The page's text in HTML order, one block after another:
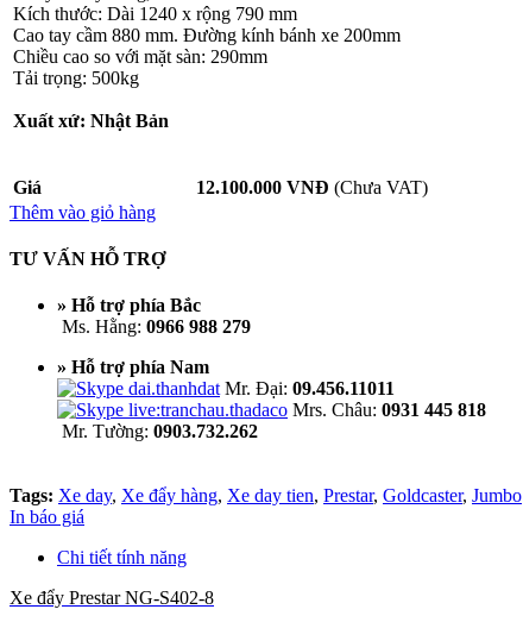
Kích thước: Dài 1240 x rộng 790 mm
Cao tay cầm 880 mm. Đường kính bánh xe 200mm
Chiều cao so với mặt sàn: 290mm
Tải trọng: 500kg
Xuất xứ: Nhật Bản
Giá 12.100.000 VNĐ (Chưa VAT)
Thêm vào giỏ hàng
TƯ VẤN HỖ TRỢ
» Hỗ trợ phía Bắc
Ms. Hằng: 0966 988 279
» Hỗ trợ phía Nam
Mr. Đại: 09.456.11011
Mrs. Châu: 0931 445 818
Mr. Tường: 0903.732.262
Tags: Xe day, Xe đẩy hàng, Xe day tien, Prestar, Goldcaster, Jumbo
In báo giá
Chi tiết tính năng
Xe đẩy Prestar NG-S402-8